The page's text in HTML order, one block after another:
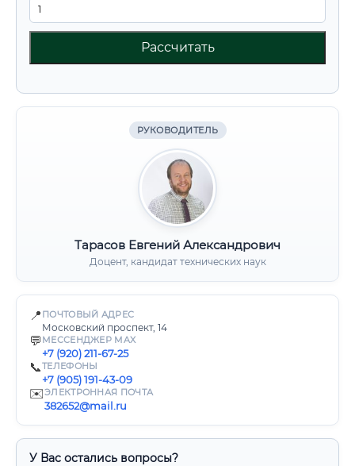
Рассчитать
РУКОВОДИТЕЛЬ
Тарасов Евгений Александрович
Доцент, кандидат технических наук
📍 ПОЧТОВЫЙ АДРЕС
Московский проспект, 14
💬 МЕССЕНДЖЕР MAX
+7 (920) 211-67-25
📞ТЕЛЕФОНЫ
+7 (905) 191-43-09
✉️ЭЛЕКТРОННАЯ ПОЧТА
382652@mail.ru
У Вас остались вопросы?